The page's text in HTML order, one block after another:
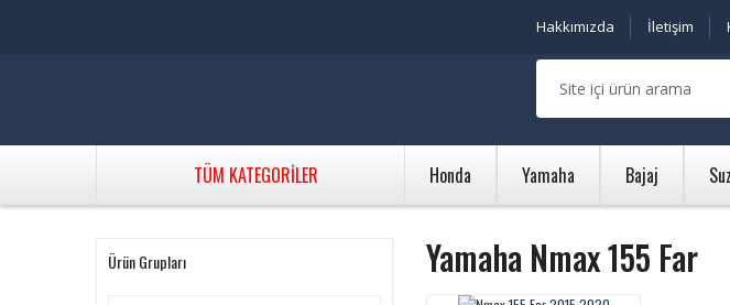
Hakkımızda İletişim
TÜM KATEGORİLER Honda Yamaha Bajaj
Ürün Grupları Yamaha Nmax 155 Far